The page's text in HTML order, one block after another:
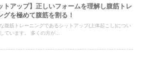
トアップ】正しいフォームを理解し腹筋トレ
グを極めて腹筋を割る！
腹筋トレーニングであるシットアップ(上体起こし)につい
ています。 多くの方が...